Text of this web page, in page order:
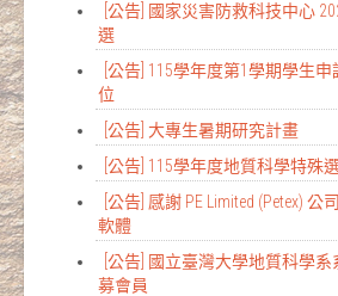
[公告] 國家災害防救科技中心
選
[公告] 115學年度第1學期學生
位
[公告] 大專生暑期研究計畫
[公告] 115學年度地質科學特殊
[公告] 感謝 PE Limited (Petex) 公
軟體
[公告] 國立臺灣大學地質科學
募會員